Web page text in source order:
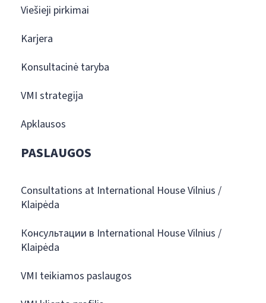
Viešieji pirkimai
Karjera
Konsultacinė taryba
VMI strategija
Apklausos
PASLAUGOS
Consultations at International House Vilnius /
Klaipėda
Консультации в International House Vilnius /
Klaipėda
VMI teikiamos paslaugos